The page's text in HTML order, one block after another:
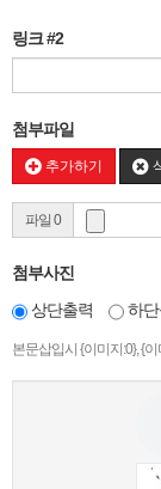
링크 #2
첨부파일
추가하기
파일 0
첨부사진
상단출력
하
본문삽입시 {이미지:0}, {